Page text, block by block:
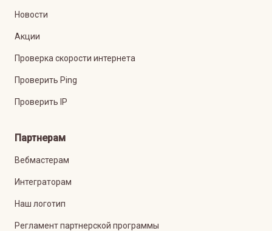
Новости
Акции
Проверка скорости интернета
Проверить Ping
Проверить IP
Партнерам
Вебмастерам
Интеграторам
Наш логотип
Регламент партнерской программы